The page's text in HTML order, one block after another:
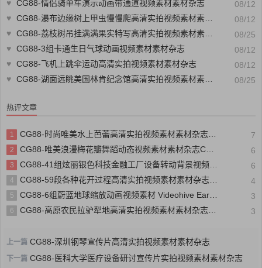
♥ CG88-情侣骑单车演示动画带通道视频素材素材杂志
08/12
♥ CG88-瀑布边缘树上甲虫慢慢爬高清实拍视频素材素材杂志
08/12
♥ CG88-荔枝树吊挂满满果实特写高清实拍视频素材素材杂志CG88分享
08/25
♥ CG88-3组卡通生日气球动画视频素材素材杂志
08/12
♥ CG88-飞机上跳伞运动高清实拍视频素材素材杂志
08/12
♥ CG88-湖面远眺美国林肯纪念馆高清实拍视频素材素材杂志CG88分享 08/25
热评文章
1 CG88-时尚唯美水上芭蕾高清实拍视频素材素材杂志CG88分享 7
2 CG88-唯美浪漫梅花瓣舞蹈动态视频素材素材杂志CG88分享 6
3 CG88-41组炫丽银色科技金融工厂设备转动背景视频素材素材杂志CG88分享 6
4 CG88-59段各种花开过程高清实拍视频素材素材杂志CG88分享 4
5 CG88-6组蔚蓝地球缩放动画视频素材 Videohive Earth Zoom 6 Pack软件插件 3
6 CG88-高原农民拉驴犁地高清实拍视频素材素材杂志CG88分享 3
上一篇 CG88-深圳钢琴宣传片高清实拍视频素材素材杂志
下一篇 CG88-医科大学医疗设备研讨宣传片实拍视频素材素材杂志